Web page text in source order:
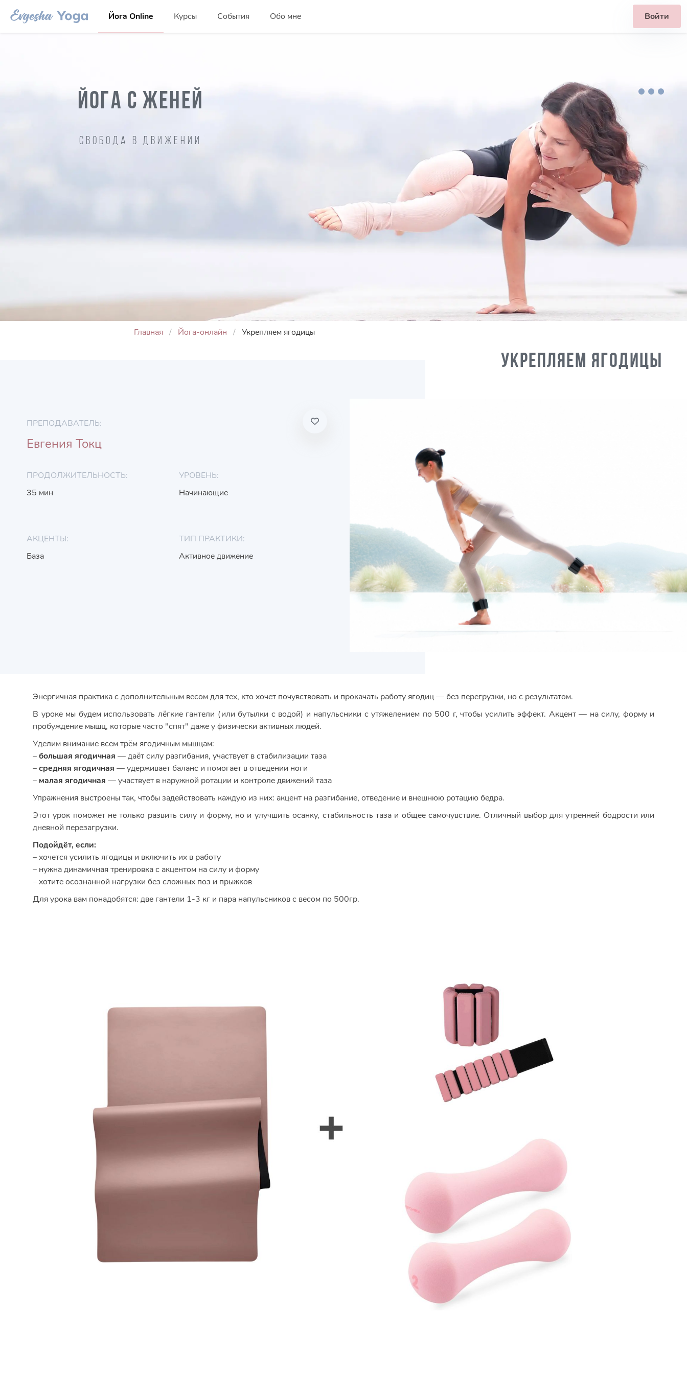
Йога Online Курсы События Обо мне Войти
ЙОГА С ЖЕНЕЙ
Свобода в движении
Главная Йога-онлайн Укрепляем ягодицы
Укрепляем ягодицы
ПРЕПОДАВАТЕЛЬ:
Евгения Токц
ПРОДОЛЖИТЕЛЬНОСТЬ:
35 мин
УРОВЕНЬ:
Начинающие
АКЦЕНТЫ:
База
ТИП ПРАКТИКИ:
Активное движение
Энергичная практика с дополнительным весом для тех, кто хочет почувствовать и прокачать работу ягодиц — без перегрузки, но с результатом.
В уроке мы будем использовать лёгкие гантели (или бутылки с водой) и напульсники с утяжелением по 500 г, чтобы усилить эффект. Акцент — на силу, форму и
пробуждение мышц, которые часто "спят" даже у физически активных людей.
Уделим внимание всем трём ягодичным мышцам:
–большая ягодичная — даёт силу разгибания, участвует в стабилизации таза
–средняя ягодичная — удерживает баланс и помогает в отведении ноги
– малая ягодичная — участвует в наружной ротации и контроле движений таза
Упражнения выстроены так, чтобы задействовать каждую из них: акцент на разгибание, отведение и внешнюю ротацию бедра.
Этот урок поможет не только развить силу и форму, но и улучшить осанку, стабильность таза и общее самочувствие. Отличный выбор для утренней бодрости или
дневной перезагрузки.
Подойдёт, если:
– хочется усилить ягодицы и включить их в работу
– нужна динамичная тренировка с акцентом на силу и форму
– хотите осознанной нагрузки без сложных поз и прыжков
Для урока вам понадобятся: две гантели 1-3 кг и пара напульсников с весом по 500гр.